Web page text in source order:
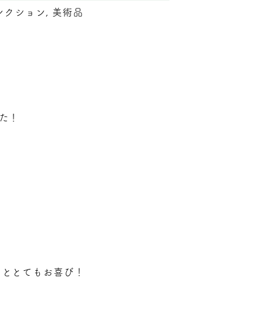
クション, 美術品
！
とてもお喜び！